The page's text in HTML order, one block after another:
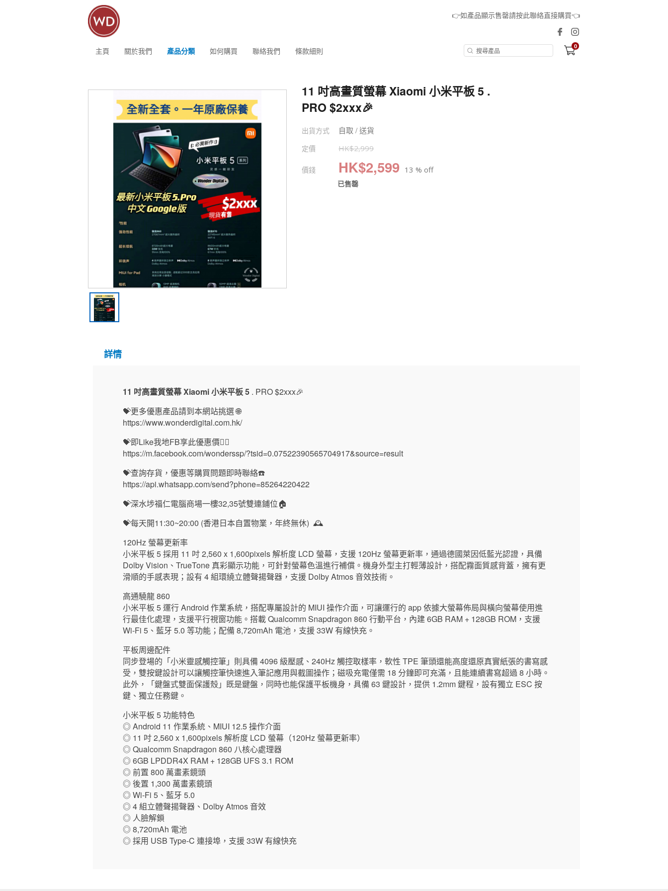
👉如產品顯示售罄請按此聯絡直接購買👈
主頁 關於我們 產品分類 如何購買 聯絡我們 條款細則 0
11 吋高畫質螢幕 Xiaomi 小米平板 5 .
PRO $2xxx🎉
出貨方式 自取 / 送貨
定價 HK$2,999
價錢 HK$2,599 13 % off
已售罄
詳情
11 吋高畫質螢幕 Xiaomi 小米平板 5 . PRO $2xxx🎉
💝更多優惠產品請到本網站挑選 🌐
https://www.wonderdigital.com.hk/
💝即Like我地FB享此優惠價👍🏻
https://m.facebook.com/wonderssp/?tsid=0.07522390565704917&source=result
💝查詢存貨，優惠等購買問題即時聯絡☎️
https://api.whatsapp.com/send?phone=85264220422
💝深水埗福仁電腦商場一樓32,35號雙連鋪位🏠
💝每天開11:30~20:00 (香港日本自置物業，年終無休) 🕰
120Hz 螢幕更新率
小米平板 5 採用 11 吋 2,560 x 1,600pixels 解析度 LCD 螢幕，支援 120Hz 螢幕更新率，通過德國萊因低藍光認證，具備
Dolby Vision、TrueTone 真彩顯示功能，可針對螢幕色溫進行補償。機身外型主打輕薄設計，搭配霧面質感背蓋，擁有更
滑順的手感表現；設有 4 組環繞立體聲揚聲器，支援 Dolby Atmos 音效技術。
高通驍龍 860
小米平板 5 運行 Android 作業系統，搭配專屬設計的 MIUI 操作介面，可讓運行的 app 依據大螢幕佈局與橫向螢幕使用進
行最佳化處理，支援平行視窗功能。搭載 Qualcomm Snapdragon 860 行動平台，內建 6GB RAM + 128GB ROM，支援
Wi-Fi 5、藍牙 5.0 等功能；配備 8,720mAh 電池，支援 33W 有線快充。
平板周邊配件
同步登場的「小米靈感觸控筆」則具備 4096 級壓感、240Hz 觸控取樣率，軟性 TPE 筆頭還能高度還原真實紙張的書寫感
受，雙按鍵設計可以讓觸控筆快速進入筆記應用與截圖操作；磁吸充電僅需 18 分鐘即可充滿，且能連續書寫超過 8 小時。
此外，「鍵盤式雙面保護殼」既是鍵盤，同時也能保護平板機身，具備 63 鍵設計，提供 1.2mm 鍵程，設有獨立 ESC 按
鍵、獨立任務鍵。
小米平板 5 功能特色
◎ Android 11 作業系統、MIUI 12.5 操作介面
◎ 11 吋 2,560 x 1,600pixels 解析度 LCD 螢幕（120Hz 螢幕更新率）
◎ Qualcomm Snapdragon 860 八核心處理器
◎ 6GB LPDDR4X RAM + 128GB UFS 3.1 ROM
◎ 前置 800 萬畫素鏡頭
◎ 後置 1,300 萬畫素鏡頭
◎ Wi-Fi 5、藍牙 5.0
◎ 4 組立體聲揚聲器、Dolby Atmos 音效
◎ 人臉解鎖
◎ 8,720mAh 電池
◎ 採用 USB Type-C 連接埠，支援 33W 有線快充